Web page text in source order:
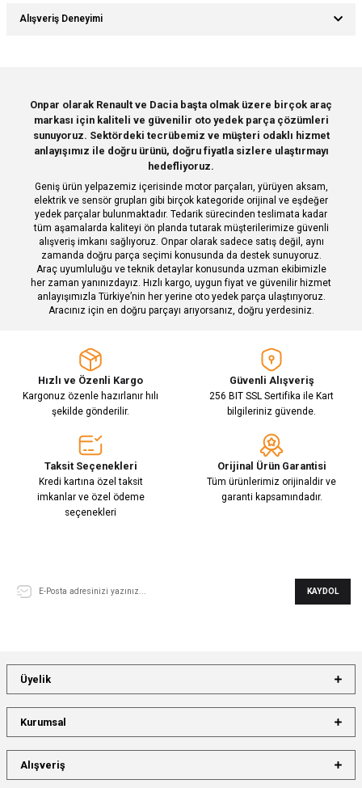
Bu ürünün fiyat bilgisi, resim, ürün açıklamalarında ve diğer konularda
yetersiz gördüğünüz noktaları öneri formunu kullanarak tarafımıza
Ürün resmi kalitesiz, bozuk veya görüntülenemiyor.
Ürün açıklamasında eksik bilgiler bulunuyor.
Ürün bilgilerinde hatalar bulunuyor.
Ürün fiyatı diğer sitelerden daha pahalı.
Bu ürüne benzer farklı alternatifler olmalı.
Gönder
Alışveriş Deneyimi
Deneyimini Paylaş
Onpar olarak Renault ve Dacia başta olmak üzere birçok araç
markası için kaliteli ve güvenilir oto yedek parça çözümleri
sunuyoruz. Sektördeki tecrübemiz ve müşteri odaklı hizmet
anlayışımız ile doğru ürünü, doğru fiyatla sizlere ulaştırmayı
hedefliyoruz.
Geniş ürün yelpazemiz içerisinde motor parçaları, yürüyen aksam,
elektrik ve sensör grupları gibi birçok kategoride orijinal ve eşdeğer
yedek parçalar bulunmaktadır. Tedarik sürecinden teslimata kadar
tüm aşamalarda kaliteyi ön planda tutarak müşterilerimize güvenli
alışveriş imkanı sağlıyoruz. Onpar olarak sadece satış değil, aynı
zamanda doğru parça seçimi konusunda da destek sunuyoruz.
Araç uyumluluğu ve teknik detaylar konusunda uzman ekibimizle
her zaman yanınızdayız. Hızlı kargo, uygun fiyat ve güvenilir hizmet
anlayışımızla Türkiye’nin her yerine oto yedek parça ulaştırıyoruz.
Aracınız için en doğru parçayı arıyorsanız, doğru yerdesiniz.
Hızlı ve Özenli Kargo
Kargonuz özenle hazırlanır hılı
şekilde gönderilir.
Güvenli Alışveriş
256 BIT SSL Sertifika ile Kart
bilgileriniz güvende.
Taksit Seçenekleri
Kredi kartına özel taksit
imkanlar ve özel ödeme
seçenekleri
Orijinal Ürün Garantisi
Tüm ürünlerimiz orijinaldir ve
garanti kapsamındadır.
KAYDOL
Üyelik
Kurumsal
Alışveriş